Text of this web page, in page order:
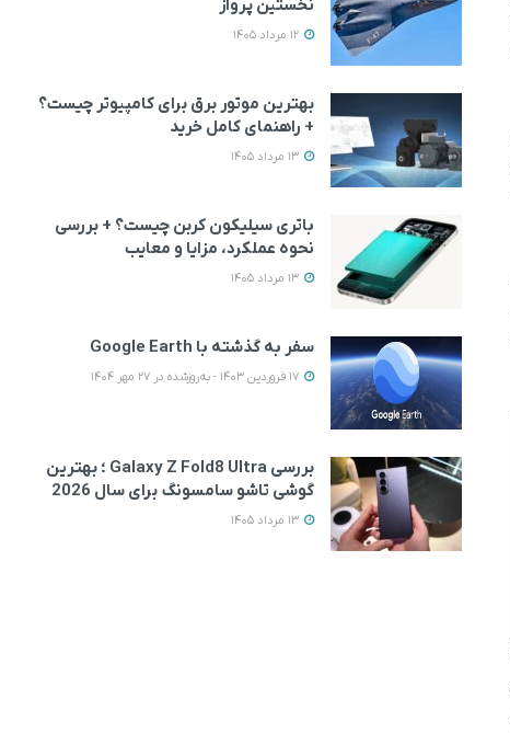
نخستین پرواز
بهترین موتور برق برای کامپیوتر چیست؟
+ راهنمای کامل خرید
باتری سیلیکون کربن چیست؟ + بررسی
نحوه عملکرد، مزایا و معایب
سفر به گذشته با Google Earth
بررسی Galaxy Z Fold8 Ultra ؛ بهترین
گوشی تاشو سامسونگ برای سال 2026